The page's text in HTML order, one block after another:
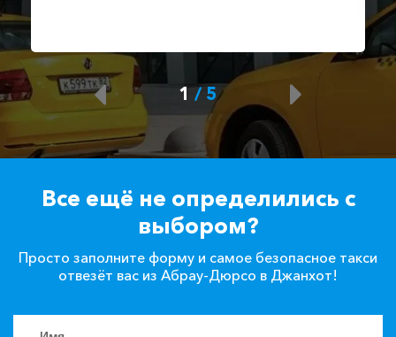
1 /5
Все ещё не определились с
выбором?
Просто заполните форму и самое безопасное такси
отвезёт вас из Абрау-Дюрсо в Джанхот!